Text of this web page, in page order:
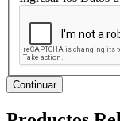
Continuar